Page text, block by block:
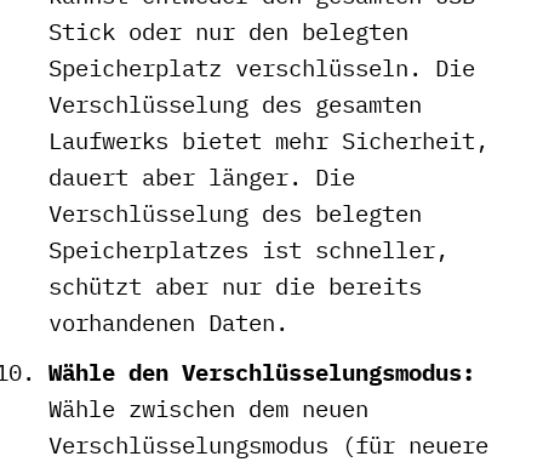
Stick oder nur den belegten
Speicherplatz verschlüsseln. Die
Verschlüsselung des gesamten
Laufwerks bietet mehr Sicherheit,
dauert aber länger. Die
Verschlüsselung des belegten
Speicherplatzes ist schneller,
schützt aber nur die bereits
vorhandenen Daten.
Wähle den Verschlüsselungsmodus:
Wähle zwischen dem neuen
Verschlüsselungsmodus (für neuere